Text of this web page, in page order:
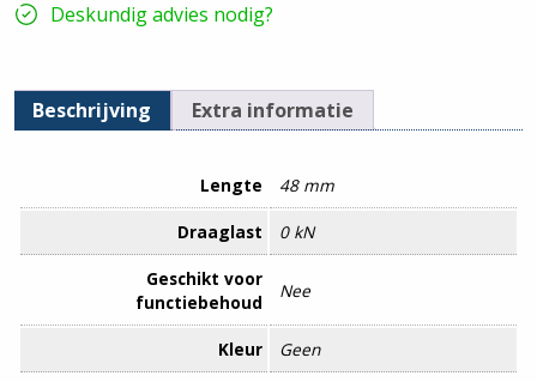
Deskundig advies nodig?
Beschrijving Extra informatie
Lengte 48 mm
Draaglast 0 kN
Geschikt voor
functiebehoud
Nee
Kleur Geen